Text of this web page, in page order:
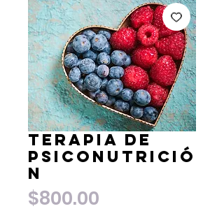
Terapia de
Psiconutrició
n
$800.00